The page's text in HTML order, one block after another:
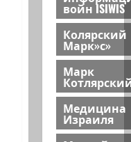
войн ISIWIS
Колярский
Марк»с»
Марк
Медицина
Израиля